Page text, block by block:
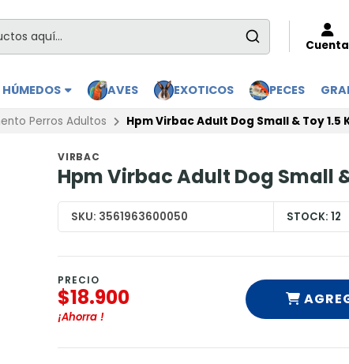
Cuenta
AVES EXOTICOS PECES
Perros Adultos Hpm Virbac Adult Dog Small & Toy 1.5
VIRBAC
Hpm Virbac Adult Dog Small
SKU: 3561963600050 STOCK: 12
PRECIO
$18.900
¡Ahorra !